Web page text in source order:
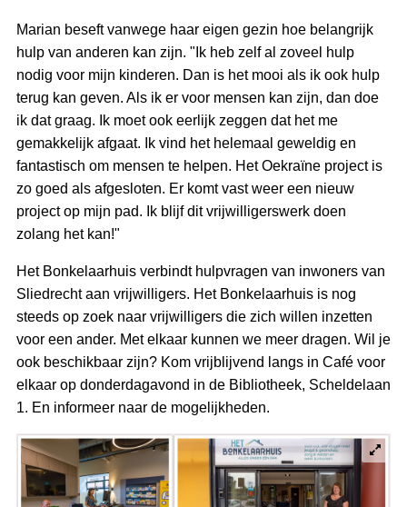
Marian beseft vanwege haar eigen gezin hoe belangrijk
hulp van anderen kan zijn. "Ik heb zelf al zoveel hulp
nodig voor mijn kinderen. Dan is het mooi als ik ook hulp
terug kan geven. Als ik er voor mensen kan zijn, dan doe
ik dat graag. Ik moet ook eerlijk zeggen dat het me
gemakkelijk afgaat. Ik vind het helemaal geweldig en
fantastisch om mensen te helpen. Het Oekraïne project is
zo goed als afgesloten. Er komt vast weer een nieuw
project op mijn pad. Ik blijf dit vrijwilligerswerk doen
zolang het kan!"
Het Bonkelaarhuis verbindt hulpvragen van inwoners van
Sliedrecht aan vrijwilligers. Het Bonkelaarhuis is nog
steeds op zoek naar vrijwilligers die zich willen inzetten
voor een ander. Met elkaar kunnen we meer dragen. Wil je
ook beschikbaar zijn? Kom vrijblijvend langs in Café voor
elkaar op donderdagavond in de Bibliotheek, Scheldelaan
1. En informeer naar de mogelijkheden.